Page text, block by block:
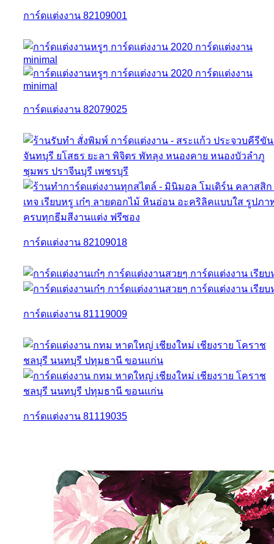
การ์ดแต่งงาน 82109001
การ์ดแต่งงาน 82079025
การ์ดแต่งงาน 82109018
การ์ดแต่งงาน 81119009
การ์ดแต่งงาน 81119035